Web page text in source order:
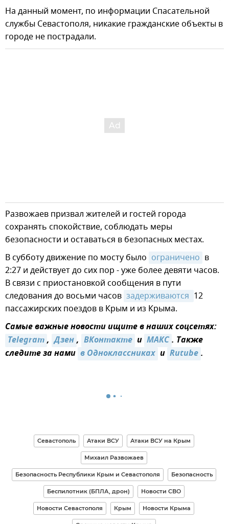
На данный момент, по информации Спасательной
службы Севастополя, никакие гражданские объекты в
городе не пострадали.
Развожаев призвал жителей и гостей города
сохранять спокойствие, соблюдать меры
безопасности и оставаться в безопасных местах.
В субботу движение по мосту было ограничено в
2:27 и действует до сих пор - уже более девяти часов.
В связи с приостановкой сообщения в пути
следования до восьми часов задерживаются 12
пассажирских поездов в Крым и из Крыма.
Самые важные новости ищите в наших соцсетях:
Telegram, Дзен, ВКонтакте и МАКС. Также
следите за нами в Одноклассниках и Rutube.
Севастополь Атаки ВСУ Атаки ВСУ на Крым
Михаил Развожаев
Безопасность Республики Крым и Севастополя Безопасность
Беспилотник (БПЛА, дрон) Новости СВО
Новости Севастополя Крым Новости Крыма